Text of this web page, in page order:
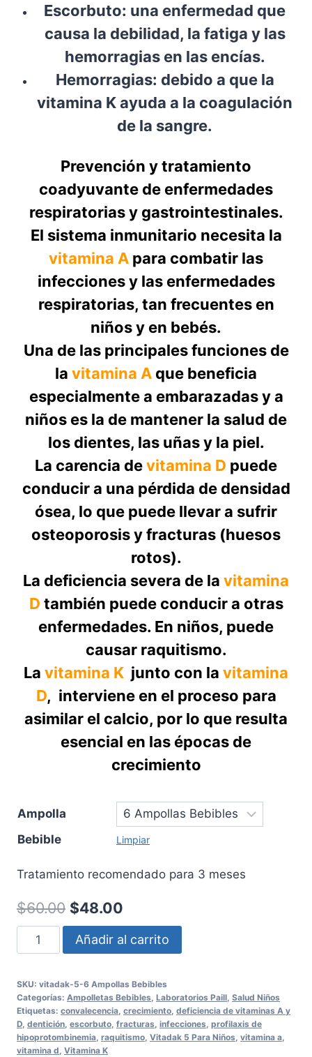
Escorbuto: una enfermedad que
causa la debilidad, la fatiga y las
hemorragias en las encías.
Hemorragias: debido a que la
vitamina K ayuda a la coagulación
de la sangre.
Prevención y tratamiento
coadyuvante de enfermedades
respiratorias y gastrointestinales.
El sistema inmunitario necesita la
vitamina A para combatir las
infecciones y las enfermedades
respiratorias, tan frecuentes en
niños y en bebés.
Una de las principales funciones de
la vitamina A que beneficia
especialmente a embarazadas y a
niños es la de mantener la salud de
los dientes, las uñas y la piel.
La carencia devitamina D puede
conducir a una pérdida de densidad
ósea, lo que puede llevar a sufrir
osteoporosis y fracturas (huesos
rotos).
La deficiencia severa de la vitamina
D también puede conducir a otras
enfermedades. En niños, puede
causar raquitismo.
La vitamina K junto con la vitamina
D, interviene en el proceso para
asimilar el calcio, por lo que resulta
esencial en las épocas de
crecimiento
Ampolla
Bebible
Limpiar
Tratamiento recomendado para 3 meses
$60.00 El
precio
original
era:
$60.00.
$48.00
precio
actual
es:
$48.00.
Vitadak
5
Niños
cantidad
Añadir al carrito
SKU: vitadak-5-6 Ampollas Bebibles
Categorías: Ampolletas Bebibles Laboratorios Paill Salud Niños
Etiquetas: convalecencia crecimiento deficiencia de vitaminas A y
D dentición escorbuto fracturas infecciones profilaxis de
hipoprotombinemia raquitismo Vitadak 5 Para Niños vitamina a
vitamina d Vitamina K